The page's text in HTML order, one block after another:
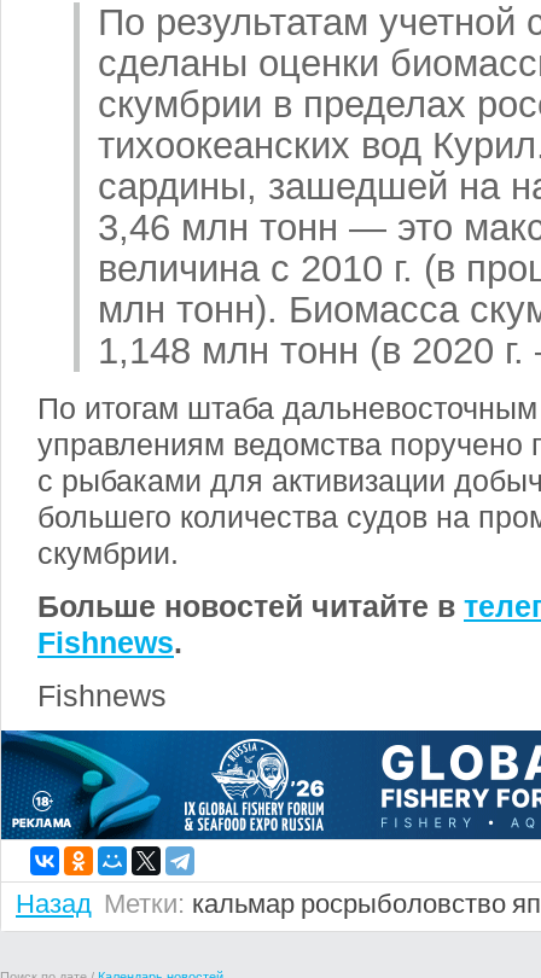
По результатам
сделаны оценки
скумбрии в пределах
тихоокеанских вод
сардины, зашедшей на
3,46 млн тонн — это
величина с 2010 г. (в
млн тонн). Биомасса
1,148 млн тонн (в 2020
По итогам штаба
управлениям ведомства поручено
с рыбаками для активизации
большего количества судов на
скумбрии.
Больше новостей читайте в
Fishnews.
Fishnews
Назад Метки: кальмар росрыболовство